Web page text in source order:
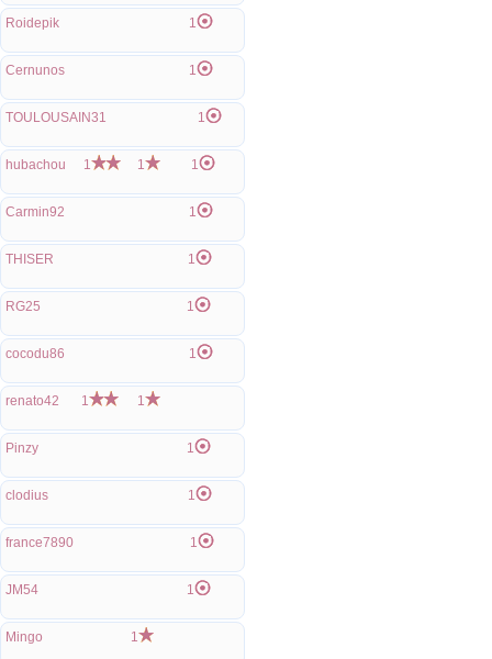
Roidepik 1
Cernunos 1
TOULOUSAIN31 1
hubachou 1 1 1
Carmin92 1
THISER 1
RG25 1
cocodu86 1
renato42 1 1
Pinzy 1
clodius 1
france7890 1
JM54 1
Mingo 1